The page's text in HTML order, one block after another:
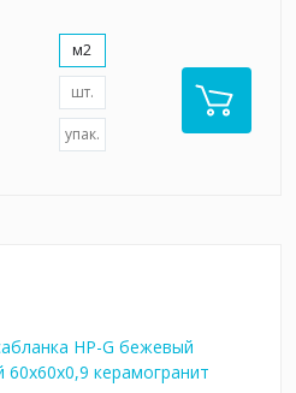
м2
шт.
упак.